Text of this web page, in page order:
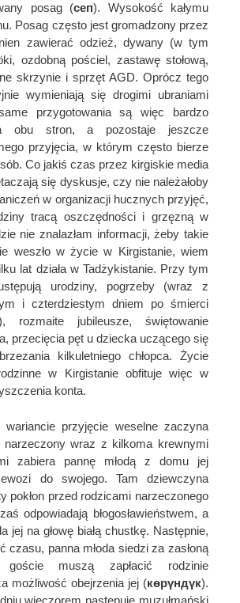
posag (сеп). Wysokość kałymu
Posag często jest gromadzony przez
zawierać odzież, dywany (w tym
ozdobną pościel, zastawę stołową,
skrzynie i sprzęt AGD. Oprócz tego
wymieniają się drogimi ubraniami
przygotowania są więc bardzo
obu stron, a pozostaje jeszcze
przyjęcia, w którym często bierze
Co jakiś czas przez kirgiskie media
się dyskusje, czy nie należałoby
w organizacji hucznych przyjęć,
tracą oszczędności i grzęzną w
nie znalazłam informacji, żeby takie
weszło w życie w Kirgistanie, wiem
lat działa w Tadżykistanie. Przy tym
urodziny, pogrzeby (wraz z
i czterdziestym dniem po śmierci
rozmaite jubileusze, świętowanie
przecięcia pęt u dziecka uczącego się
kilkuletniego chłopca. Życie
w Kirgistanie obfituje więc w
konta.
przyjęcie weselne zaczyna
wraz z kilkoma krewnymi
zabiera pannę młodą z domu jej
do swojego. Tam dziewczyna
pokłon przed rodzicami narzeczonego
odpowiadają błogosławieństwem, a
jej na głowę białą chustkę. Następnie,
czasu, panna młoda siedzi za zasłoną
muszą zapłacić rodzinie
możliwość obejrzenia jej (көрүндүк).
wieczorem następuje muzułmański